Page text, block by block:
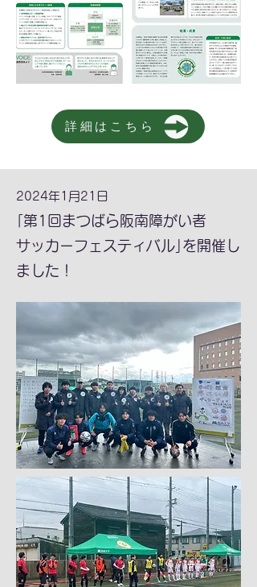
詳細はこちら
2024年1月21日
｢第1回まつばら阪南障がい者
サッカーフェスティバル｣を開催し
ました！